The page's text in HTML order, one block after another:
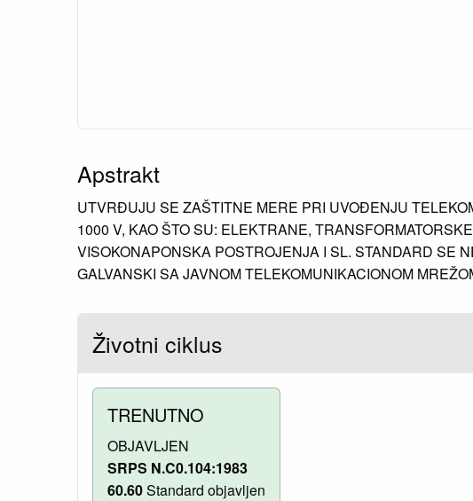
Apstrakt
UTVRĐUJU SE ZAŠTITNE MERE PRI UVOĐENJU
1000 V, KAO ŠTO SU: ELEKTRANE,
VISOKONAPONSKA POSTROJENJA I SL. STANDARD SE
GALVANSKI SA JAVNOM TELEKOMUNIKACIONOM
Životni ciklus
TRENUTNO
OBJAVLJEN
SRPS N.C0.104:1983
60.60Standard objavljen